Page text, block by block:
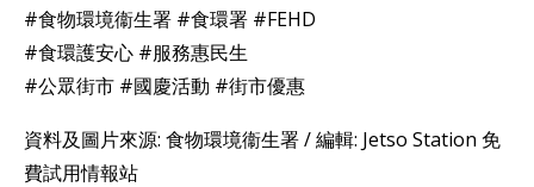
#食物環境衞生署 #食環署 #FEHD
#食環護安心 #服務惠民生
#公眾街市 #國慶活動 #街市優惠
資料及圖片來源: 食物環境衞生署 / 編輯: Jetso Station 免
費試用情報站